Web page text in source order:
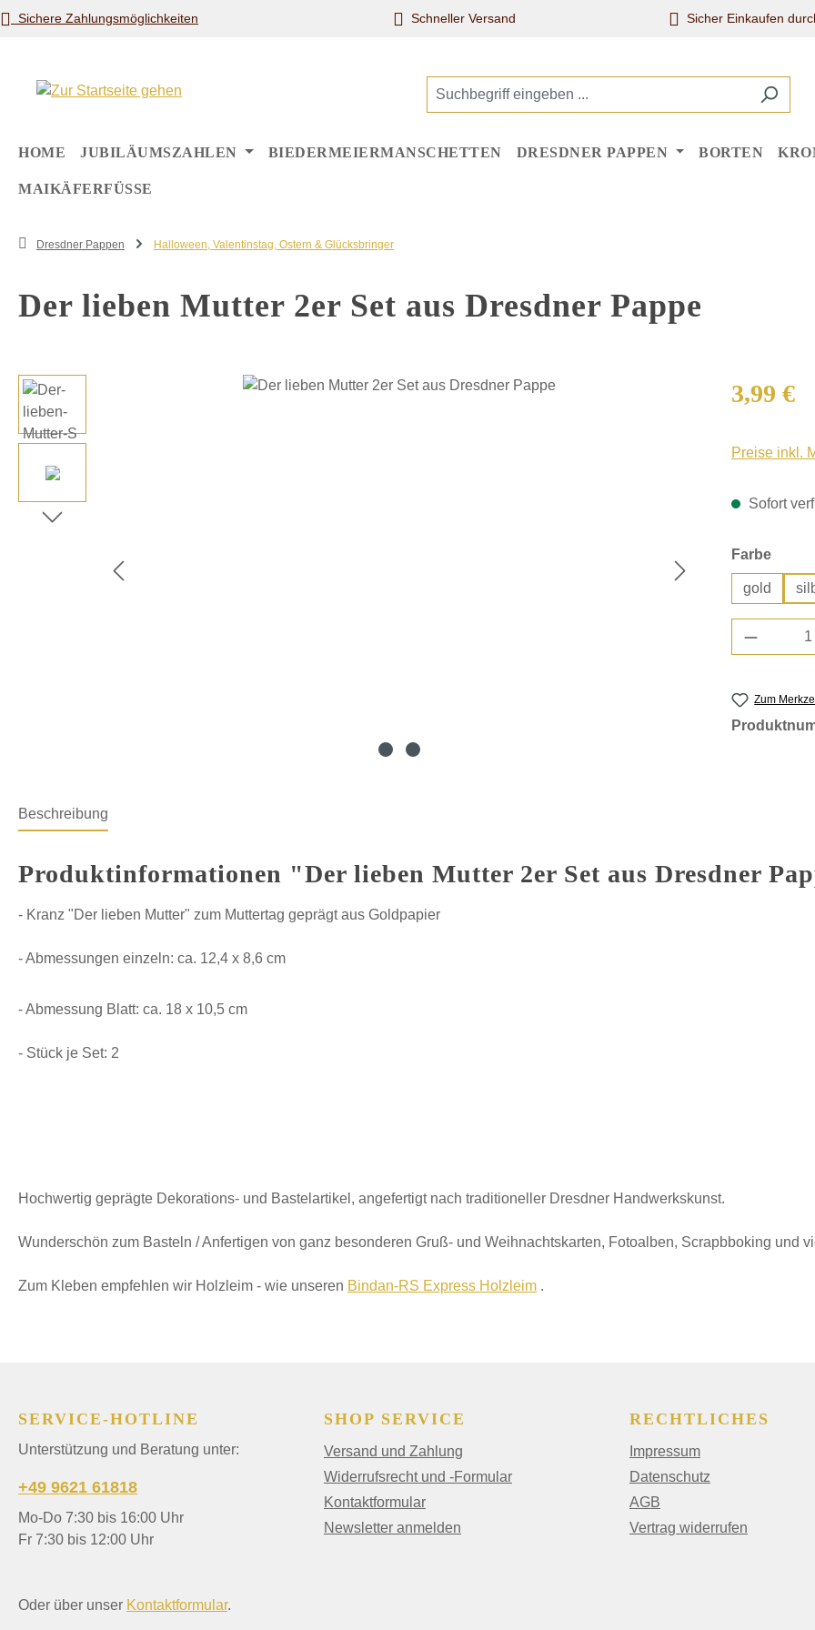
Hauptinhalt springen
Zur Suche springen
Zur Hauptnavigation springen
Sichere Zahlungsmöglichkeiten Schneller Versand Sicher Einkaufen
HOME JUBILÄUMSZAHLEN BIEDERMEIERMANSCHETTEN DRESDNER PAPPEN BORTEN
MAIKÄFERFÜSSE
Dresdner Pappen Halloween, Valentinstag, Ostern & Glücksbringer
Der lieben Mutter 2er Set aus Dresdner Pappe
Bildergalerie überspringen Regulärer
3,99 €
Preise inkl.
Sofort
Farbe
gold
Zum
Beschreibung
Produktinformationen "Der lieben Mutter 2er Set aus Dresdner
- Kranz "Der lieben Mutter" zum Muttertag geprägt aus Goldpapier
- Abmessungen einzeln: ca. 12,4 x 8,6 cm
- Abmessung Blatt: ca. 18 x 10,5 cm
- Stück je Set: 2
Hochwertig geprägte Dekorations- und Bastelartikel, angefertigt nach traditioneller Dresdner Handwerkskunst.
Wunderschön zum Basteln / Anfertigen von ganz besonderen Gruß- und Weihnachtskarten, Fotoalben, Scrapbboking und
Zum Kleben empfehlen wir Holzleim - wie unseren Bindan-RS Express Holzleim .
SERVICE-HOTLINE
Unterstützung und Beratung unter:
+49 9621 61818
Mo-Do 7:30 bis 16:00 Uhr
Fr 7:30 bis 12:00 Uhr
Oder über unser Kontaktformular.
SHOP SERVICE
Versand und Zahlung
Widerrufsrecht und -Formular
Kontaktformular
Newsletter anmelden
RECHTLICHES
Impressum
Datenschutz
AGB
Vertrag widerrufen